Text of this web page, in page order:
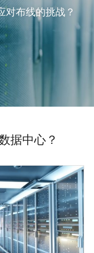
对布线的挑战？
据中心？